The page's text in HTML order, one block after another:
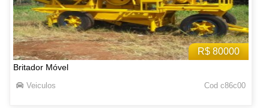
R$ 80000
Britador Móvel
Veiculos Cod c86c00